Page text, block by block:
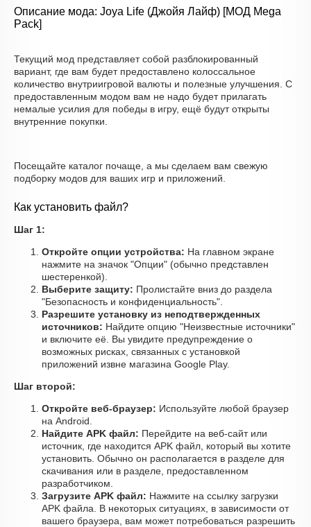
Описание мода: Joya Life (Джойя Лайф) [МОД Mega
Pack]
Текущий мод представляет собой разблокированный
вариант, где вам будет предоставлено колоссальное
количество внутриигровой валюты и полезные улучшения. С
предоставленным модом вам не надо будет прилагать
немалые усилия для победы в игру, ещё будут открыты
внутренние покупки.
Посещайте каталог почаще, а мы сделаем вам свежую
подборку модов для ваших игр и приложений.
Как установить файл?
Шаг 1:
Откройте опции устройства: На главном экране
нажмите на значок "Опции" (обычно представлен
шестеренкой).
Выберите защиту: Пролистайте вниз до раздела
"Безопасность и конфиденциальность".
Разрешите установку из неподтвержденных
источников: Найдите опцию "Неизвестные источники"
и включите её. Вы увидите предупреждение о
возможных рисках, связанных с установкой
приложений извне магазина Google Play.
Шаг второй:
Откройте веб-браузер: Используйте любой браузер
на Android.
Найдите APK файл: Перейдите на веб-сайт или
источник, где находится APK файл, который вы хотите
установить. Обычно он располагается в разделе для
скачивания или в разделе, предоставленном
разработчиком.
Загрузите APK файл: Нажмите на ссылку загрузки
APK файла. В некоторых ситуациях, в зависимости от
вашего браузера, вам может потребоваться разрешить